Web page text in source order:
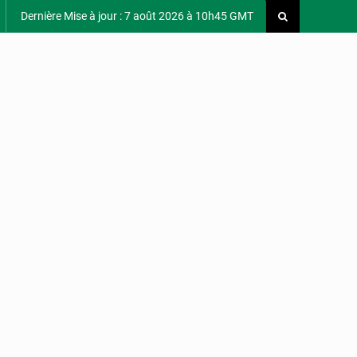
Dernière Mise à jour : 7 août 2026 à 10h45 GMT